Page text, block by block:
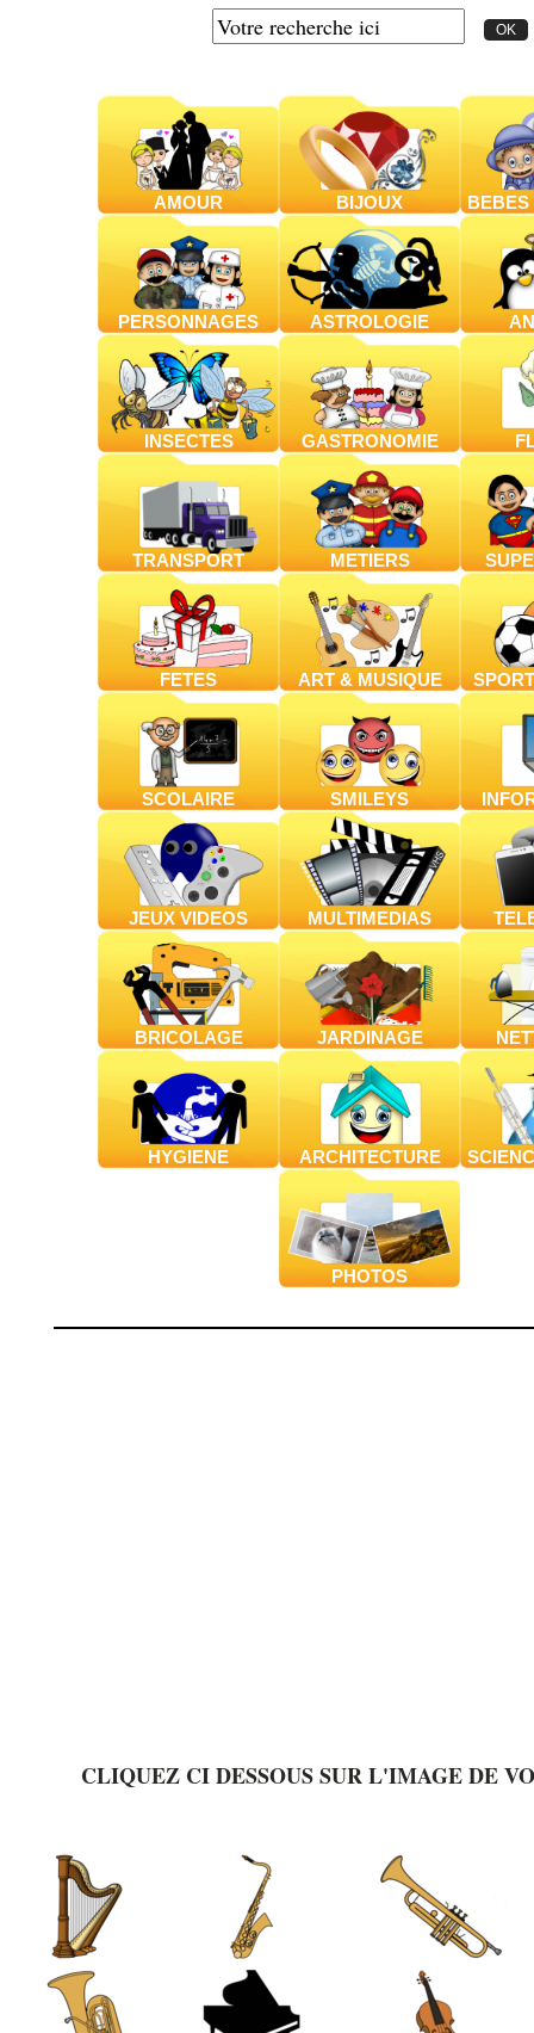
AMOUR BIJOUX BEBES
PERSONNAGES ASTROLOGIE
INSECTES GASTRONOMIE
TRANSPORT METIERS
FETES ART & MUSIQUE
SCOLAIRE SMILEYS
JEUX VIDEOS MULTIMEDIAS
BRICOLAGE JARDINAGE
HYGIENE ARCHITECTURE
PHOTOS
CLIQUEZ CI DESSOUS SUR L'IMAGE DE